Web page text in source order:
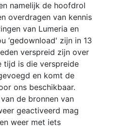
namelijk de hoofdrol
overdragen van kennis
van Lumeria en
‘gedownload' zijn in 13
verspreid zijn over
tijd is die verspreide
en komt de
ons beschikbaar.
de bronnen van
geactiveerd mag
weer met iets